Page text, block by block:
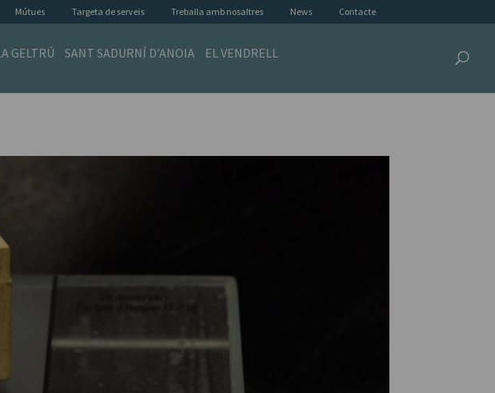
Mútues Targeta de serveis Treballa amb nosaltres News Contacte
GELTRÚ SANT SADURNÍ D’ANOIA
EL VENDRELL